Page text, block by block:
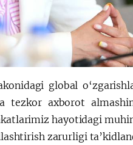
global
axborot
hayotidagi
zarurligi